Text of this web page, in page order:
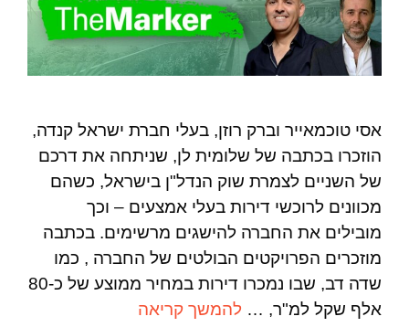
אסי טוכמאייר וברק רוזן, בעלי חברת ישראל קנדה,
הוזכרו בכתבה של שלומית לן, שניתחה את דרכם
של השניים לצמרת שוק הנדל"ן בישראל, כשהם
מכוונים לרוכשי דירות בעלי אמצעים – וכך
מובילים את החברה להישגים מרשימים. בכתבה
מוזכרים הפרויקטים הבולטים של החברה , כמו
שדה דב, שבו נמכרו דירות במחיר ממוצע של כ-80
אלף שקל למ"ר, … להמשך קריאה